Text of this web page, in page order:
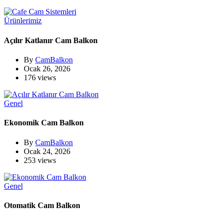
Ürünlerimiz
Açılır Katlanır Cam Balkon
By CamBalkon
Ocak 26, 2026
176 views
Genel
Ekonomik Cam Balkon
By CamBalkon
Ocak 24, 2026
253 views
Genel
Otomatik Cam Balkon